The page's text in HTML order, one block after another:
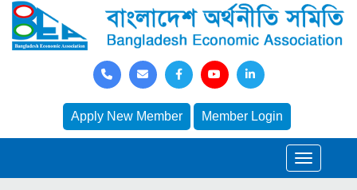
Apply New Member Member Login